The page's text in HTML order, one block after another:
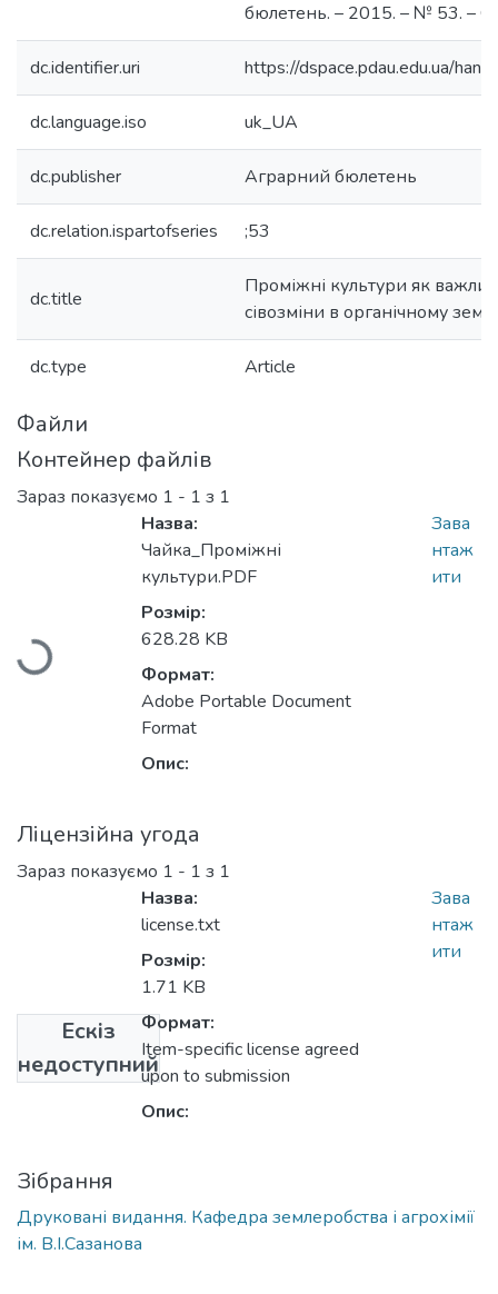
бюлетень. – 2015. – № 53. –
dc.identifier.uri https://dspace.pdau.edu.ua/
dc.language.iso uk_UA
dc.publisher Аграрний бюлетень
dc.relation.ispartofseries ;53
dc.title
Проміжні культури як
сівозміни в органічному
dc.type Article
Файли
Контейнер файлів
Зараз показуємо 1 - 1 з 1
Вантажиться...
Назва:
Чайка_Проміжні
культури.PDF
Розмір:
628.28 KB
Формат:
Adobe Portable Document
Format
Опис:
Зава
нтаж
ити
Ліцензійна угода
Зараз показуємо 1 - 1 з 1
Ескіз
недоступний
Назва:
license.txt
Розмір:
1.71 KB
Формат:
Item-specific license agreed
upon to submission
Опис:
Зава
нтаж
ити
Зібрання
Друковані видання. Кафедра землеробства і агрохімії
ім. В.І.Сазанова